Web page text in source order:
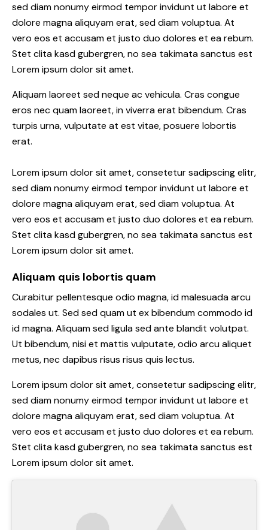
sed diam nonumy eirmod tempor invidunt ut labore et
dolore magna aliquyam erat, sed diam voluptua. At
vero eos et accusam et justo duo dolores et ea rebum.
Stet clita kasd gubergren, no sea takimata sanctus est
Lorem ipsum dolor sit amet.
Aliquam laoreet sed neque ac vehicula. Cras congue
eros nec quam laoreet, in viverra erat bibendum. Cras
turpis urna, vulputate at est vitae, posuere lobortis
erat.
Lorem ipsum dolor sit amet, consetetur sadipscing elitr,
sed diam nonumy eirmod tempor invidunt ut labore et
dolore magna aliquyam erat, sed diam voluptua. At
vero eos et accusam et justo duo dolores et ea rebum.
Stet clita kasd gubergren, no sea takimata sanctus est
Lorem ipsum dolor sit amet.
Aliquam quis lobortis quam
Curabitur pellentesque odio magna, id malesuada arcu
sodales ut. Sed sed quam ut ex bibendum commodo id
id magna. Aliquam sed ligula sed ante blandit volutpat.
Ut bibendum, nisi et mattis vulputate, odio arcu aliquet
metus, nec dapibus risus risus quis lectus.
Lorem ipsum dolor sit amet, consetetur sadipscing elitr,
sed diam nonumy eirmod tempor invidunt ut labore et
dolore magna aliquyam erat, sed diam voluptua. At
vero eos et accusam et justo duo dolores et ea rebum.
Stet clita kasd gubergren, no sea takimata sanctus est
Lorem ipsum dolor sit amet.